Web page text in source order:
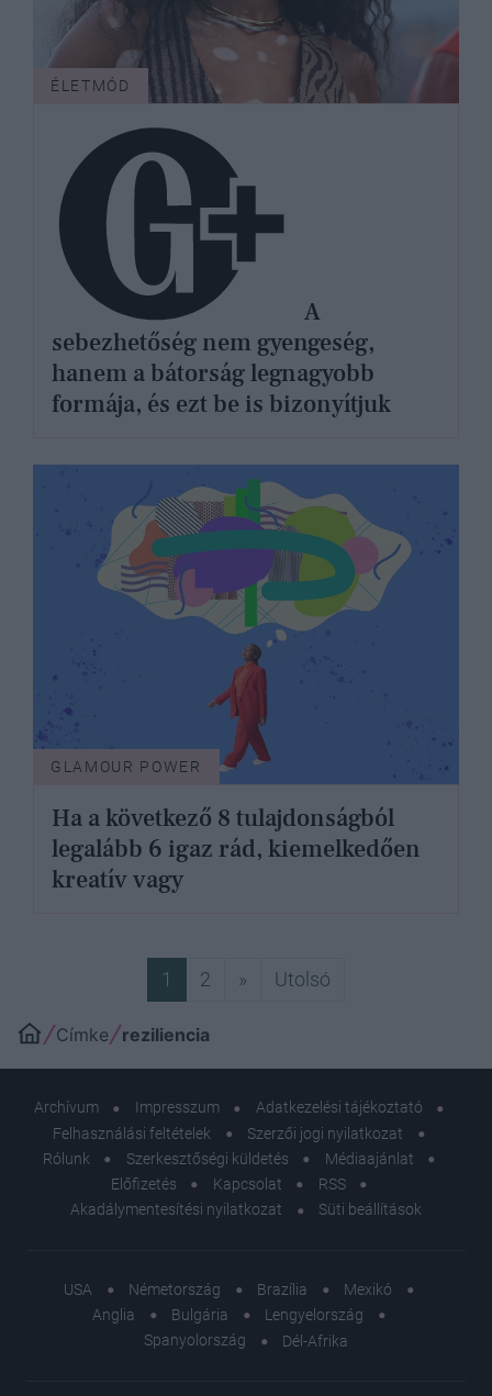
ÉLETMÓD
sebezhetőség nem gyengeség,
hanem a bátorság legnagyobb
formája, és ezt be is bizonyítjuk
GLAMOUR POWER
Ha a következő 8 tulajdonságból
legalább 6 igaz rád, kiemelkedően
kreatív vagy
1 2 » Következő
Utolsó
Címke reziliencia
Archívum Impresszum
Adatkezelési tájékoztató
Felhasználási feltételek
Szerzői jogi nyilatkozat
Rólunk
Szerkesztőségi küldetés
Médiaajánlat
Előfizetés
Kapcsolat
RSS
Akadálymentesítési nyilatkozat
Süti beállítások
USA Németország Brazília
Mexikó
Anglia
Bulgária
Lengyelország
Spanyolország
Dél-Afrika